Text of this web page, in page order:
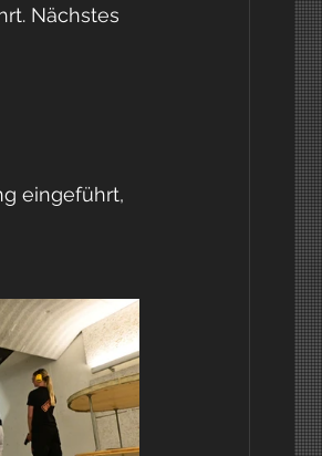
Nächstes
eingeführt,